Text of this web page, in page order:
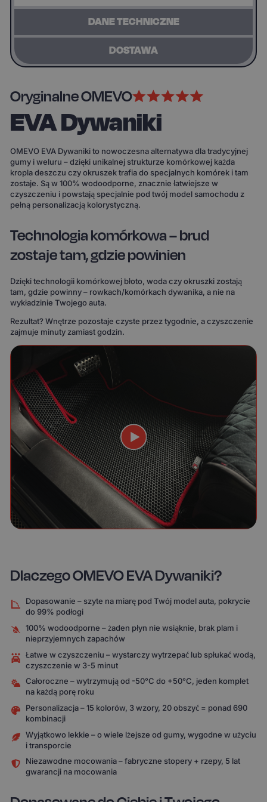
DANE TECHNICZNE
DOSTAWA
Oryginalne OMEVO
EVA Dywaniki
OMEVO EVA Dywaniki to nowoczesna alternatywa dla tradycyjnej
gumy i weluru – dzięki unikalnej strukturze komórkowej każda
kropla deszczu czy okruszek trafia do specjalnych komórek i tam
zostaje. Są w 100% wodoodporne, znacznie łatwiejsze w
czyszczeniu i powstają specjalnie pod twój model samochodu z
pełną personalizacją kolorystyczną.
Technologia komórkowa – brud
zostaje tam, gdzie powinien
Dzięki technologii komórkowej błoto, woda czy okruszki zostają
tam, gdzie powinny – rowkach/komórkach dywanika, a nie na
wykładzinie Twojego auta.
Rezultat? Wnętrze pozostaje czyste przez tygodnie, a czyszczenie
zajmuje minuty zamiast godzin.
Dlaczego OMEVO EVA Dywaniki?
Dopasowanie – szyte na miarę pod Twój model auta, pokrycie
do 99% podłogi
100% wodoodporne – żaden płyn nie wsiąknie, brak plam i
nieprzyjemnych zapachów
Łatwe w czyszczeniu – wystarczy wytrzepać lub spłukać wodą,
czyszczenie w 3-5 minut
Całoroczne – wytrzymują od -50°C do +50°C, jeden komplet
na każdą porę roku
Personalizacja – 15 kolorów, 3 wzory, 20 obszyć = ponad 690
kombinacji
Wyjątkowo lekkie – o wiele lżejsze od gumy, wygodne w użyciu
i transporcie
Niezawodne mocowania – fabryczne stopery + rzepy, 5 lat
gwarancji na mocowania